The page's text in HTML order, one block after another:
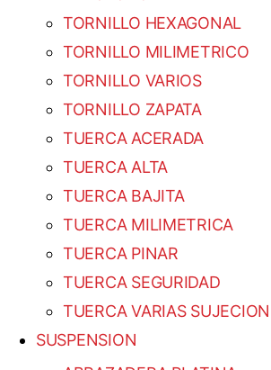
TORNILLO HEXAGONAL
TORNILLO MILIMETRICO
TORNILLO VARIOS
TORNILLO ZAPATA
TUERCA ACERADA
TUERCA ALTA
TUERCA BAJITA
TUERCA MILIMETRICA
TUERCA PINAR
TUERCA SEGURIDAD
TUERCA VARIAS SUJECION
SUSPENSION